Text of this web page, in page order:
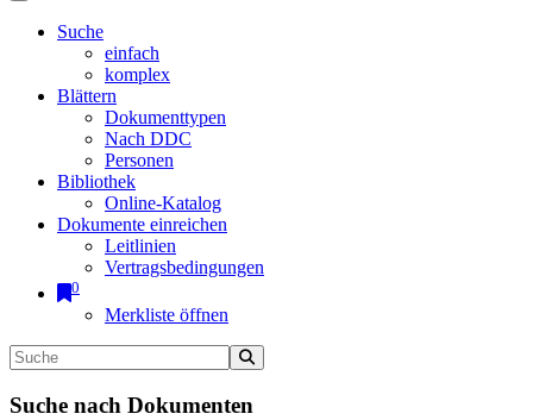
Suche
einfach
komplex
Blättern
Dokumenttypen
Nach DDC
Personen
Bibliothek
Online-Katalog
Dokumente einreichen
Leitlinien
Vertragsbedingungen
0
Merkliste öffnen
Suche nach Dokumenten